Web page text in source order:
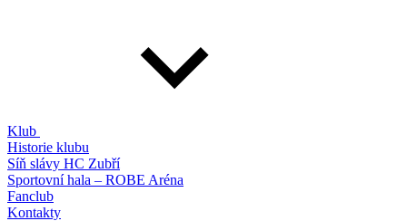
Klub
Historie klubu
Síň slávy HC Zubří
Sportovní hala – ROBE Aréna
Fanclub
Kontakty